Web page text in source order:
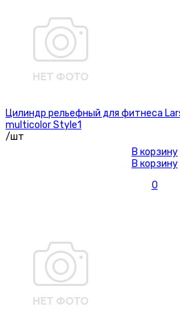
Цилиндр рельефный для фитнеса
multicolor Style1
/шт
В корзину
В корзину
0